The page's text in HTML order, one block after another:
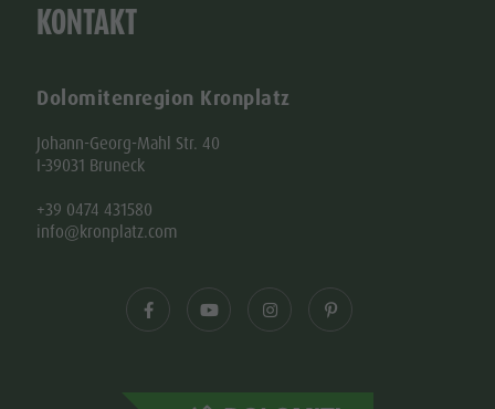
KONTAKT
Dolomitenregion Kronplatz
Johann-Georg-Mahl Str. 40
I-39031 Bruneck
+39 0474 431580
info@kronplatz.com